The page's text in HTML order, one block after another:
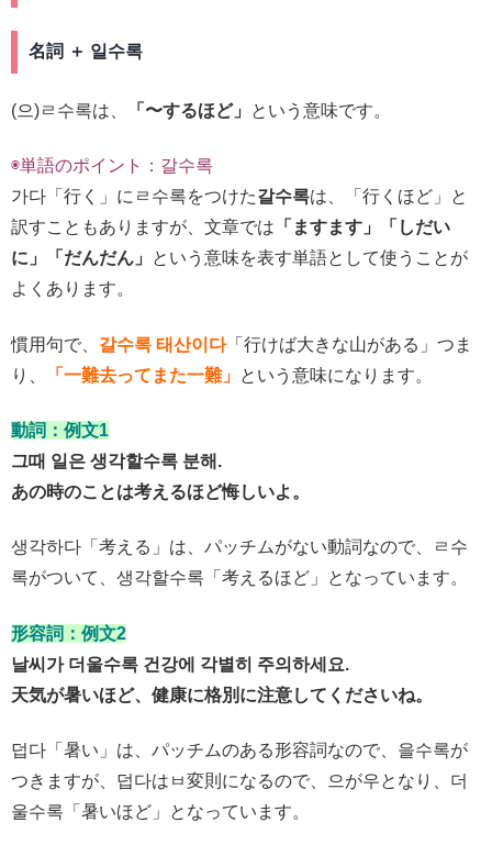
名詞 ＋ 일수록
(으)ㄹ수록は、 「〜するほど」 という意味です。
◉単語のポイント：갈수록
가다「行く」にㄹ수록をつけた갈수록は、「行くほど」と
訳すこともありますが、文章では 「ますます」「しだい
に」「だんだん」
という意味を表す単語として使うことが
よくあります。
慣用句で、 갈수록 태산이다「行けば大きな山がある」つま
り、
「一難去ってまた一難」 という意味になります。
動詞：例文1
그때 일은 생각할수록 분해.
あの時のことは考えるほど悔しいよ。
생각하다「考える」は、パッチムがない動詞なので、ㄹ수
록がついて、생각할수록「考えるほど」となっています。
形容詞：例文2
날씨가 더울수록 건강에 각별히 주의하세요.
天気が暑いほど、健康に格別に注意してくださいね。
덥다「暑い」は、パッチムのある形容詞なので、을수록が
つきますが、덥다はㅂ変則になるので、으が우となり、더
울수록「暑いほど」となっています。